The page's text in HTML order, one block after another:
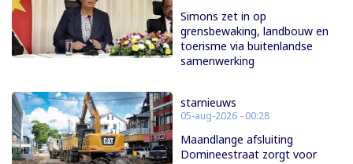
Simons zet in op
grensbewaking, landbouw en
toerisme via buitenlandse
samenwerking
starnieuws
05-aug-2026 - 00:28
Maandlange afsluiting
Domineestraat zorgt voor